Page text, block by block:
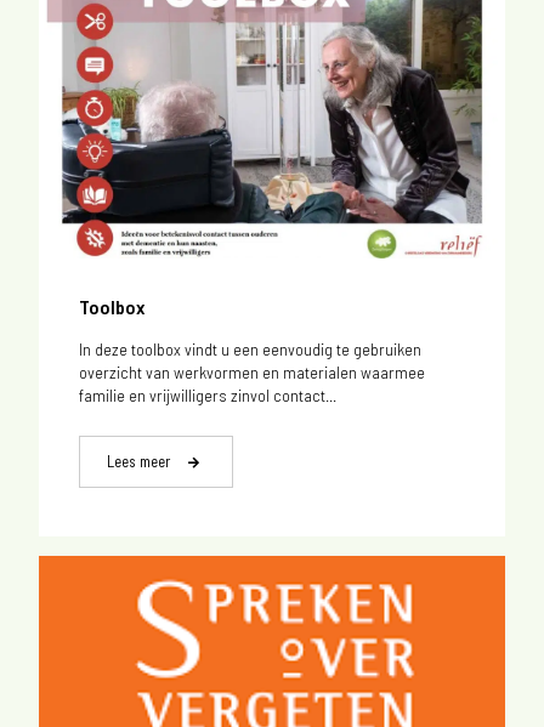
Toolbox
In deze toolbox vindt u een eenvoudig te gebruiken
overzicht van werkvormen en materialen waarmee
familie en vrijwilligers zinvol contact...
Lees meer